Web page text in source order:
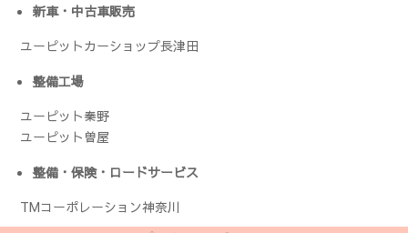
新車・中古車販売
ユーピットカーショップ長津田
整備工場
ユーピット秦野
ユーピット曽屋
整備・保険・ロードサービス
TMコーポレーション神奈川